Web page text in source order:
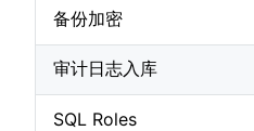
备份加密
审计日志入库
SQL Roles